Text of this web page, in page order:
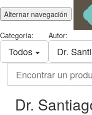
Alternar navegación
Categoría:
Todos
Autor:
Dr.
producto
Dr.